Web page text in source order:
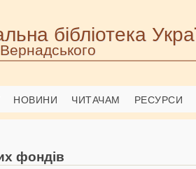
бібліотека
НОВИНИ ЧИТАЧАМ РЕСУРСИ
фондів